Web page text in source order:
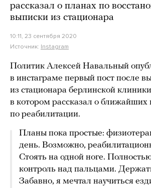
рассказал о планах по
выписки из стационара
10:11, 23 сентября 2020
Источник: Instagram
Политик Алексей Навальный
в инстаграме первый пост после
из стационара берлинской
в котором рассказал о ближайших
по реабилитации.
Планы пока простые:
день. Возможно,
Стоять на одной ноге.
контроль над пальцами.
Забавно, я мечтал научиться